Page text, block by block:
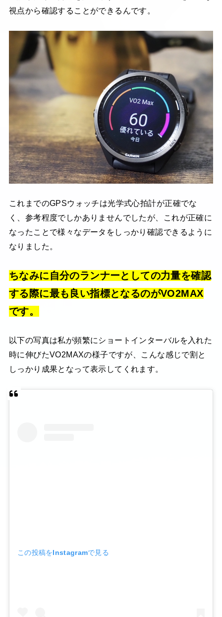
視点から確認することができるんです。
これまでのGPSウォッチは光学式心拍計が正確でな
く、参考程度でしかありませんでしたが、これが正確に
なったことで様々なデータをしっかり確認できるように
なりました。
ちなみに自分のランナーとしての力量を確認
する際に最も良い指標となるのがVO2MAX
です。
以下の写真は私が頻繁にショートインターバルを入れた
時に伸びたVO2MAXの様子ですが、こんな感じで割と
しっかり成果となって表示してくれます。
この投稿をInstagramで見る